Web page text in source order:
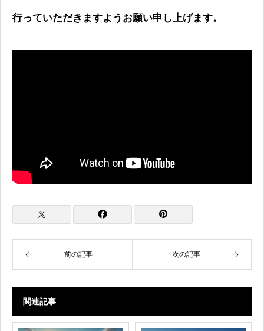
行っていただきますようお願い申し上げます。
前の記事 次の記事
関連記事